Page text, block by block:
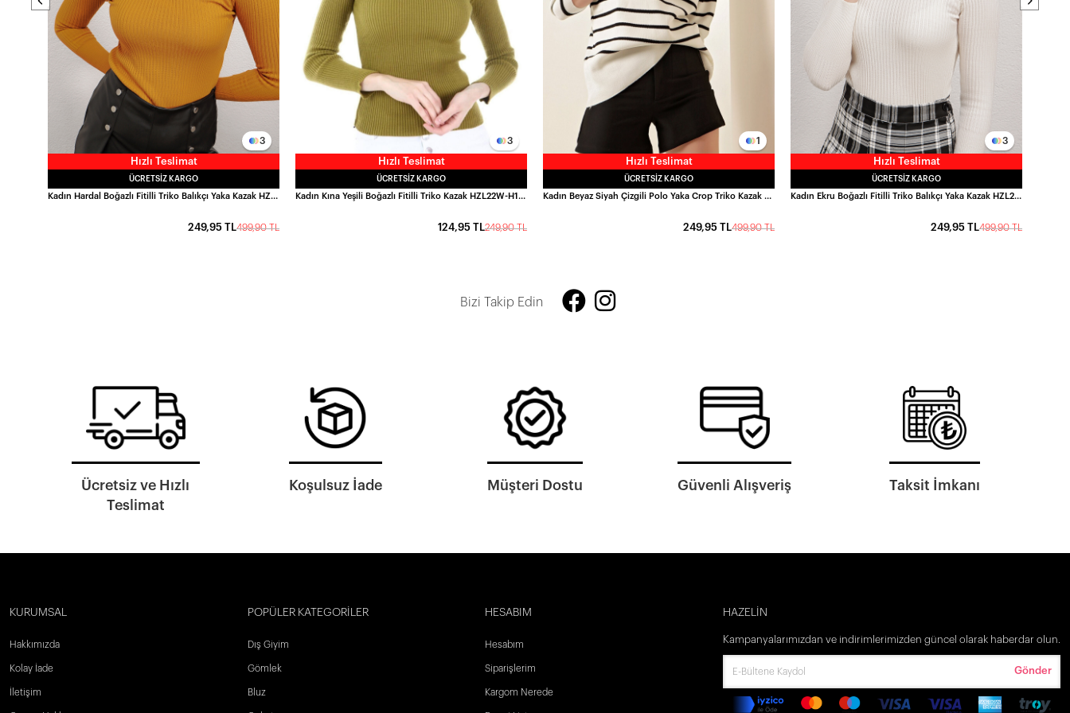
Hızlı Teslimat
3
ÜCRETSIZ KARGO
Kadın Hardal Boğazlı Fitilli Triko Balıkçı Yaka Kazak HZL22W-BD1445001
499,90 TL
249,95 TL
Hızlı Teslimat
3
ÜCRETSIZ KARGO
Kadın Kına Yeşili Boğazlı Fitilli Triko Kazak HZL22W-H100011
249,90 TL
124,95 TL
Hızlı Teslimat
1
ÜCRETSIZ KARGO
Kadın Beyaz Siyah Çizgili Polo Yaka Crop Triko Kazak HZL23W-BD1100841
499,90 TL
249,95 TL
Hızlı Teslimat
3
ÜCRETSIZ KARGO
Kadın Ekru Boğazlı Fitilli Triko Balıkçı Yaka Kazak HZL22W-BD1445001
499,90 TL
249,95 TL
Bizi Takip Edin
Ücretsiz ve Hızlı
Teslimat
Koşulsuz İade Müşteri Dostu Güvenli Alışveriş Taksit İmkanı
KURUMSAL
Hakkımızda
Kolay İade
İletişim
POPÜLER KATEGORİLER
Dış Giyim
Gömlek
Bluz
HESABIM
Hesabım
Siparişlerim
Kargom Nerede
HAZELİN
Kampanyalarımızdan ve indirimlerimizden güncel olarak haberdar olun.
Gönder